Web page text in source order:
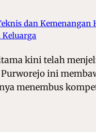
dan Kemenangan
Keluarga
kini telah
ini
menembus